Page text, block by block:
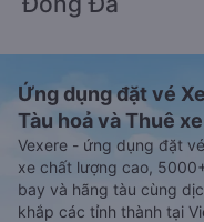
Ứng dụng đặt vé
Tàu hoả và Thuê xe
Vexere - ứng dụng đặt
xe chất lượng cao,
bay và hãng tàu cùng
khắp các tỉnh thành tại